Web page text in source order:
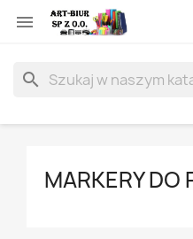

search
MARKERY DO